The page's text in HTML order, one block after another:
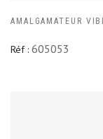
AMALGAMATEUR
Réf : 605053